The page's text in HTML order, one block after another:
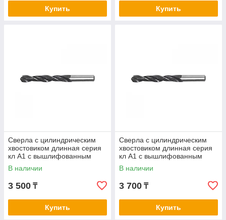
Купить Купить
Сверла с цилиндрическим
хвостовиком длинная серия
кл А1 с вышлифованным
профилем нитрид/тит 9,5-9,9
В наличии
3 500 ₸
Купить
Сверла с цилиндрическим
хвостовиком длинная серия
кл А1 с вышлифованным
профилем нитрид/тит 10
В наличии
3 700 ₸
Купить